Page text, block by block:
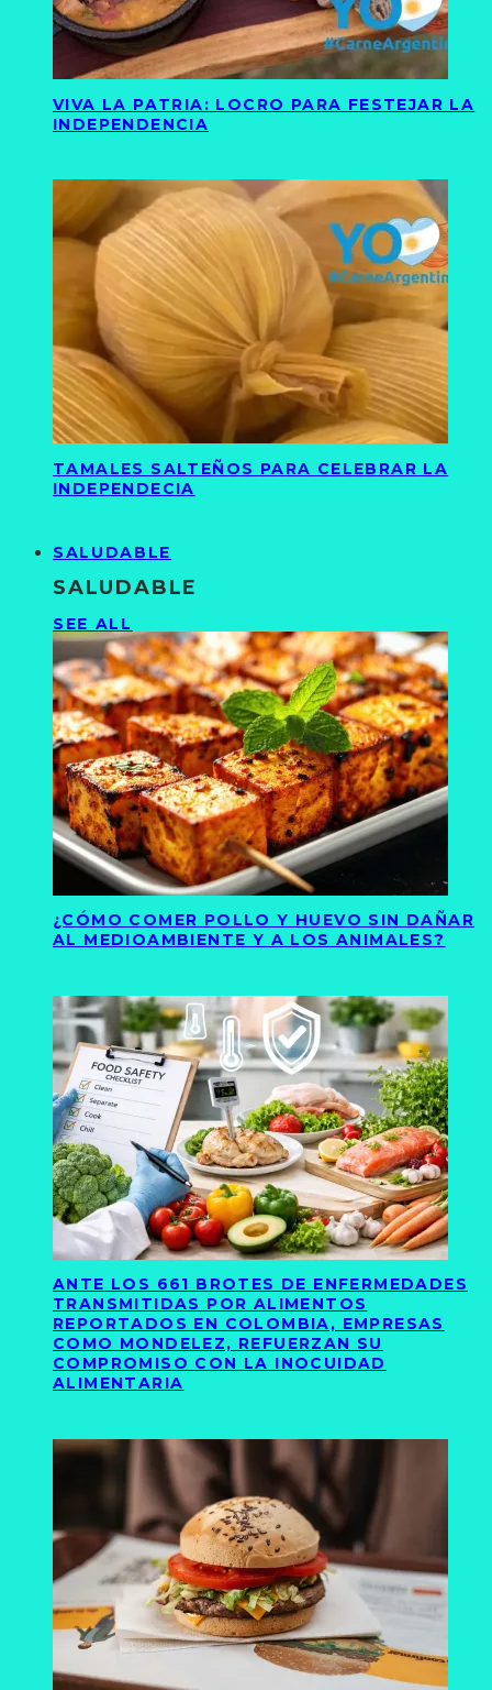
VIVA LA PATRIA: LOCRO PARA FESTEJAR LA
INDEPENDENCIA
TAMALES SALTEÑOS PARA CELEBRAR LA
INDEPENDECIA
SALUDABLE
SALUDABLE
SEE ALL
¿CÓMO COMER POLLO Y HUEVO SIN DAÑAR
AL MEDIOAMBIENTE Y A LOS ANIMALES?
ANTE LOS 661 BROTES DE ENFERMEDADES
TRANSMITIDAS POR ALIMENTOS
REPORTADOS EN COLOMBIA, EMPRESAS
COMO MONDELEZ, REFUERZAN SU
COMPROMISO CON LA INOCUIDAD
ALIMENTARIA